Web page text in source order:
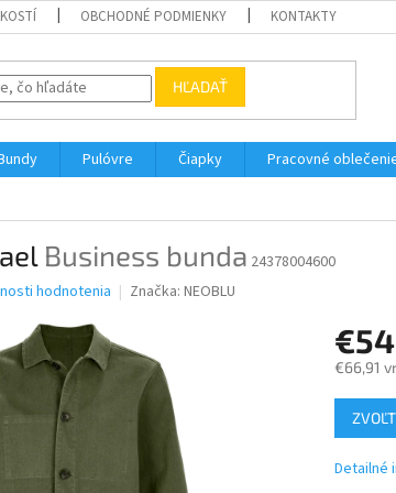
OBCHODNÉ PODMIENKY KONTAKTY
HĽADAŤ
Pulóvre Čiapky Pracovné
Business bunda 24378004600
hodnotenia Značka: NEOBLU
€66,91
cena:
Detailné